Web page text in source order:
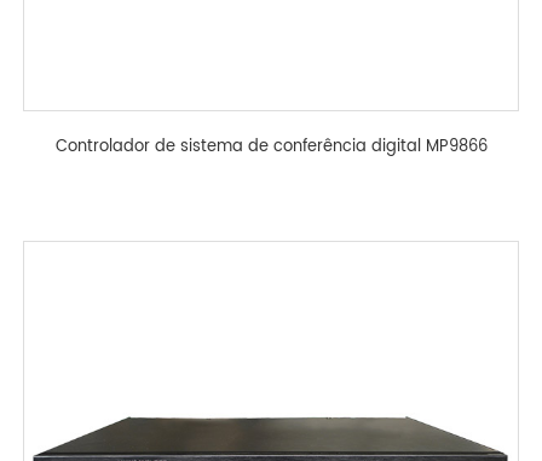
Controlador de sistema de conferência digital MP9866